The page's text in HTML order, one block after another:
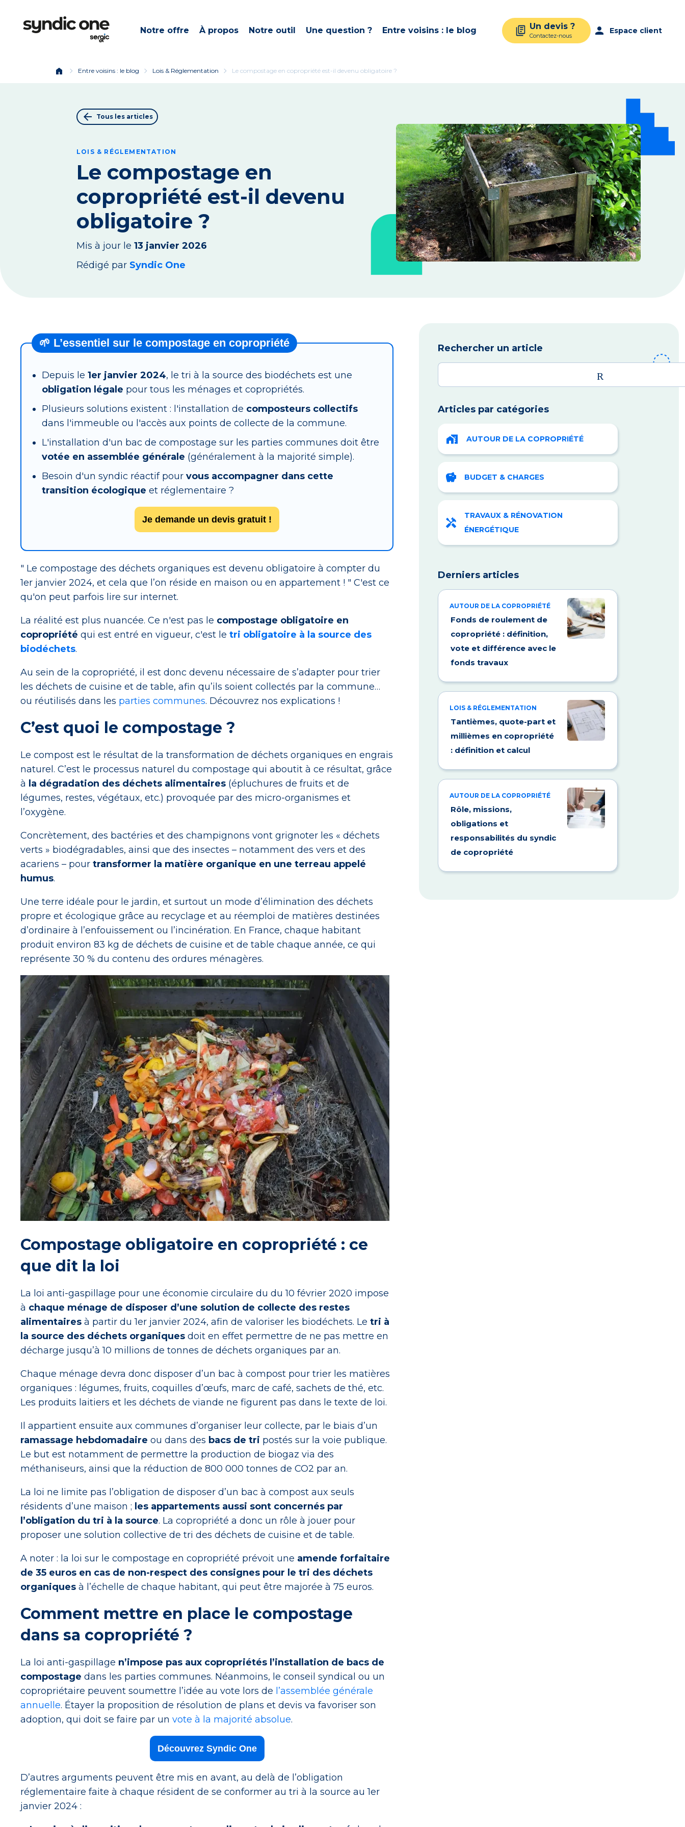
Notre offre À propos Notre outil Une question ? Entre voisins : le blog Un devis ?
Contactez-nous person Espace client
home chevron_right Entre voisins : le blog chevron_right Lois & Réglementation chevron_right Le compostage en copropriété est-il devenu obligatoire ?
arrow_back Tous les articles
LOIS & RÉGLEMENTATION
Le compostage en
copropriété est-il devenu
obligatoire ?
Mis à jour le 13 janvier 2026
Rédigé par Syndic One
🌱 L’essentiel sur le compostage en copropriété
Depuis le 1er janvier 2024, le tri à la source des biodéchets est une
obligation légale pour tous les ménages et copropriétés.
Plusieurs solutions existent : l'installation de composteurs collectifs
dans l'immeuble ou l'accès aux points de collecte de la commune.
L'installation d'un bac de compostage sur les parties communes doit être
votée en assemblée générale (généralement à la majorité simple).
Besoin d'un syndic réactif pour vous accompagner dans cette
transition écologique et réglementaire ?
Je demande un devis gratuit !
" Le compostage des déchets organiques est devenu obligatoire à compter du
1er janvier 2024, et cela que l’on réside en maison ou en appartement ! " C'est ce
qu'on peut parfois lire sur internet.
La réalité est plus nuancée. Ce n'est pas le compostage obligatoire en
copropriété qui est entré en vigueur, c'est le tri obligatoire à la source des
biodéchets.
Au sein de la copropriété, il est donc devenu nécessaire de s’adapter pour trier
les déchets de cuisine et de table, afin qu’ils soient collectés par la commune…
ou réutilisés dans les parties communes. Découvrez nos explications !
C’est quoi le compostage ?
Le compost est le résultat de la transformation de déchets organiques en engrais
naturel. C’est le processus naturel du compostage qui aboutit à ce résultat, grâce
à la dégradation des déchets alimentaires (épluchures de fruits et de
légumes, restes, végétaux, etc.) provoquée par des micro-organismes et
l’oxygène.
Concrètement, des bactéries et des champignons vont grignoter les « déchets
verts » biodégradables, ainsi que des insectes – notamment des vers et des
acariens – pour transformer la matière organique en une terreau appelé
humus.
Une terre idéale pour le jardin, et surtout un mode d’élimination des déchets
propre et écologique grâce au recyclage et au réemploi de matières destinées
d’ordinaire à l’enfouissement ou l’incinération. En France, chaque habitant
produit environ 83 kg de déchets de cuisine et de table chaque année, ce qui
représente 30 % du contenu des ordures ménagères.
Compostage obligatoire en copropriété : ce
que dit la loi
La loi anti-gaspillage pour une économie circulaire du du 10 février 2020 impose
à chaque ménage de disposer d’une solution de collecte des restes
alimentaires à partir du 1er janvier 2024, afin de valoriser les biodéchets. Le tri à
la source des déchets organiques doit en effet permettre de ne pas mettre en
décharge jusqu’à 10 millions de tonnes de déchets organiques par an.
Chaque ménage devra donc disposer d’un bac à compost pour trier les matières
organiques : légumes, fruits, coquilles d’œufs, marc de café, sachets de thé, etc.
Les produits laitiers et les déchets de viande ne figurent pas dans le texte de loi.
Il appartient ensuite aux communes d’organiser leur collecte, par le biais d’un
ramassage hebdomadaire ou dans des bacs de tri postés sur la voie publique.
Le but est notamment de permettre la production de biogaz via des
méthaniseurs, ainsi que la réduction de 800 000 tonnes de CO2 par an.
La loi ne limite pas l’obligation de disposer d’un bac à compost aux seuls
résidents d’une maison ; les appartements aussi sont concernés par
l’obligation du tri à la source. La copropriété a donc un rôle à jouer pour
proposer une solution collective de tri des déchets de cuisine et de table.
A noter : la loi sur le compostage en copropriété prévoit une amende forfaitaire
de 35 euros en cas de non-respect des consignes pour le tri des déchets
organiques à l’échelle de chaque habitant, qui peut être majorée à 75 euros.
Comment mettre en place le compostage
dans sa copropriété ?
La loi anti-gaspillage n’impose pas aux copropriétés l’installation de bacs de
compostage dans les parties communes. Néanmoins, le conseil syndical ou un
copropriétaire peuvent soumettre l’idée au vote lors de l’assemblée générale
annuelle. Étayer la proposition de résolution de plans et devis va favoriser son
adoption, qui doit se faire par un vote à la majorité absolue.
Découvrez Syndic One
D’autres arguments peuvent être mis en avant, au delà de l’obligation
réglementaire faite à chaque résident de se conformer au tri à la source au 1er
janvier 2024 :
Rechercher un article
Articles par catégories
AUTOUR DE LA COPROPRIÉTÉ
BUDGET & CHARGES
TRAVAUX & RÉNOVATION
ÉNERGÉTIQUE
Derniers articles
AUTOUR DE LA COPROPRIÉTÉ
Fonds de roulement de
copropriété : définition,
vote et différence avec le
fonds travaux
LOIS & RÉGLEMENTATION
Tantièmes, quote-part et
millièmes en copropriété
: définition et calcul
AUTOUR DE LA COPROPRIÉTÉ
Rôle, missions,
obligations et
responsabilités du syndic
de copropriété